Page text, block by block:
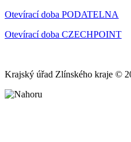
Otevírací doba PODATELNA
Otevírací doba CZECHPOINT
Krajský úřad Zlínského kraje ©